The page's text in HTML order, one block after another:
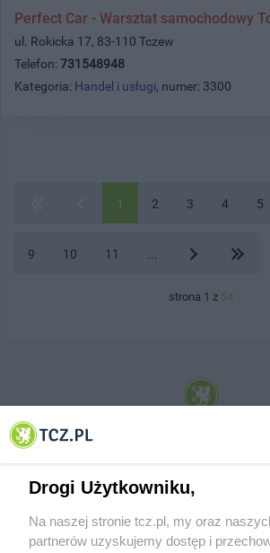
Perfect Car - Warsztat samochodowy
ul. Rokicka 17, 83-110 Tczew
Telefon: 731548948
Kategoria: Handel i usługi, numer: 3300
1 2 3 4 5
9 10 11
strona 1 z 54
© 2001-2026 Tczew - TCZ.PL Sp. z o.o. Internetowy
Drogi Użytkowniku,
Na naszej stronie tcz.pl, my oraz
partnerów uzyskujemy dostęp i